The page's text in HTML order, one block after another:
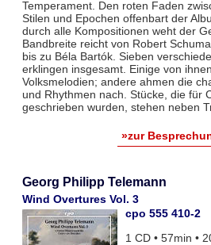
Temperament. Den roten Faden
Stilen und Epochen offenbart der
durch alle Kompositionen weht der
Bandbreite reicht von Robert
bis zu Béla Bartók. Sieben
erklingen insgesamt. Einige von
Volksmelodien; andere ahmen die
und Rhythmen nach. Stücke, die für
geschrieben wurden, stehen neben
»zur
Georg Philipp Telemann
Wind Overtures Vol. 3
cpo 555 410-2
1 CD • 57min •